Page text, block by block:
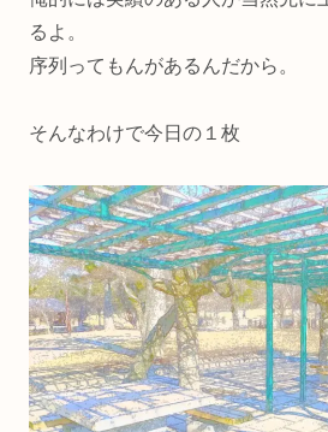
るよ。
序列ってもんがあるんだから。
そんなわけで今日の１枚